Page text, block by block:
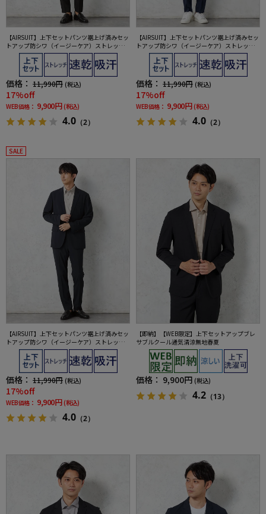
【AIRSUIT】上下セットパンツ裾上げ済みセッ
トアップ防シワ（イージーケア）ストレッチ
通年吸汗速乾UVカット2つボタンジャケットノ
ータックスラックス春夏
価格： 11,990円 (税込)
17%off
WEB価格： 9,900円 (税込)
4.0 （2）
【AIRSUIT】上下セットパンツ裾上げ済みセッ
トアップ防シワ（イージーケア）ストレッチ
通年吸汗速乾UVカット2つボタンジャケットノ
ータックスラックス春夏
価格： 11,990円 (税込)
17%off
WEB価格： 9,900円 (税込)
4.0 （2）
SALE
【AIRSUIT】上下セットパンツ裾上げ済みセッ
トアップ防シワ（イージーケア）ストレッチ
通年吸汗速乾UVカット2つボタンジャケットノ
ータックスラックス春夏
価格： 11,990円 (税込)
17%off
WEB価格： 9,900円 (税込)
4.0 （2）
【即納】【WEB限定】上下セットアップブレ
サブルクール通気清涼無地春夏
価格： 9,900円 (税込)
4.2 （13）